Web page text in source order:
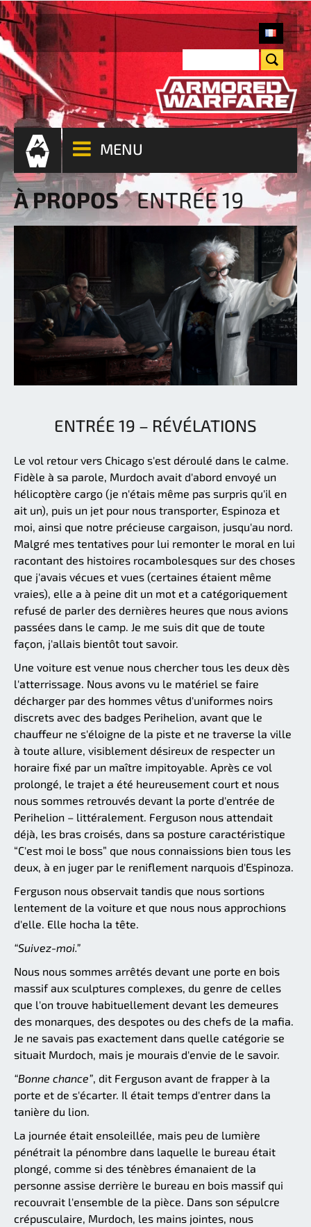
MENU
À PROPOS ENTRÉE 19
ENTRÉE 19 – RÉVÉLATIONS
Le vol retour vers Chicago s'est déroulé dans le calme.
Fidèle à sa parole, Murdoch avait d'abord envoyé un
hélicoptère cargo (je n'étais même pas surpris qu'il en
ait un), puis un jet pour nous transporter, Espinoza et
moi, ainsi que notre précieuse cargaison, jusqu'au nord.
Malgré mes tentatives pour lui remonter le moral en lui
racontant des histoires rocambolesques sur des choses
que j'avais vécues et vues (certaines étaient même
vraies), elle a à peine dit un mot et a catégoriquement
refusé de parler des dernières heures que nous avions
passées dans le camp. Je me suis dit que de toute
façon, j'allais bientôt tout savoir.
Une voiture est venue nous chercher tous les deux dès
l'atterrissage. Nous avons vu le matériel se faire
décharger par des hommes vêtus d'uniformes noirs
discrets avec des badges Perihelion, avant que le
chauffeur ne s'éloigne de la piste et ne traverse la ville
à toute allure, visiblement désireux de respecter un
horaire fixé par un maître impitoyable. Après ce vol
prolongé, le trajet a été heureusement court et nous
nous sommes retrouvés devant la porte d'entrée de
Perihelion – littéralement. Ferguson nous attendait
déjà, les bras croisés, dans sa posture caractéristique
“C'est moi le boss” que nous connaissions bien tous les
deux, à en juger par le reniflement narquois d'Espinoza.
Ferguson nous observait tandis que nous sortions
lentement de la voiture et que nous nous approchions
d'elle. Elle hocha la tête.
“Suivez-moi.”
Nous nous sommes arrêtés devant une porte en bois
massif aux sculptures complexes, du genre de celles
que l'on trouve habituellement devant les demeures
des monarques, des despotes ou des chefs de la mafia.
Je ne savais pas exactement dans quelle catégorie se
situait Murdoch, mais je mourais d'envie de le savoir.
“Bonne chance” , dit Ferguson avant de frapper à la
porte et de s'écarter. Il était temps d'entrer dans la
tanière du lion.
La journée était ensoleillée, mais peu de lumière
pénétrait la pénombre dans laquelle le bureau était
plongé, comme si des ténèbres émanaient de la
personne assise derrière le bureau en bois massif qui
recouvrait l'ensemble de la pièce. Dans son sépulcre
crépusculaire, Murdoch, les mains jointes, nous